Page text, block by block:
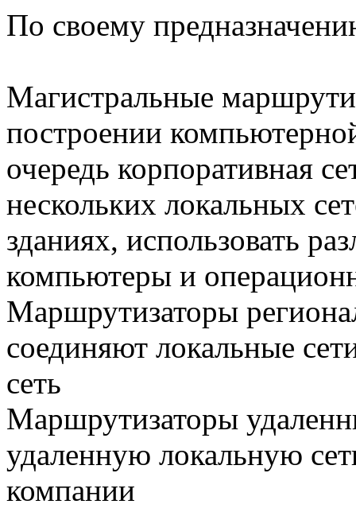
По своему
Магистральные
построении
очередь корпоративная
нескольких локальных
зданиях, использовать
компьютеры и
Маршрутизаторы
соединяют локальные
сеть
Маршрутизаторы
удаленную локальную
компании